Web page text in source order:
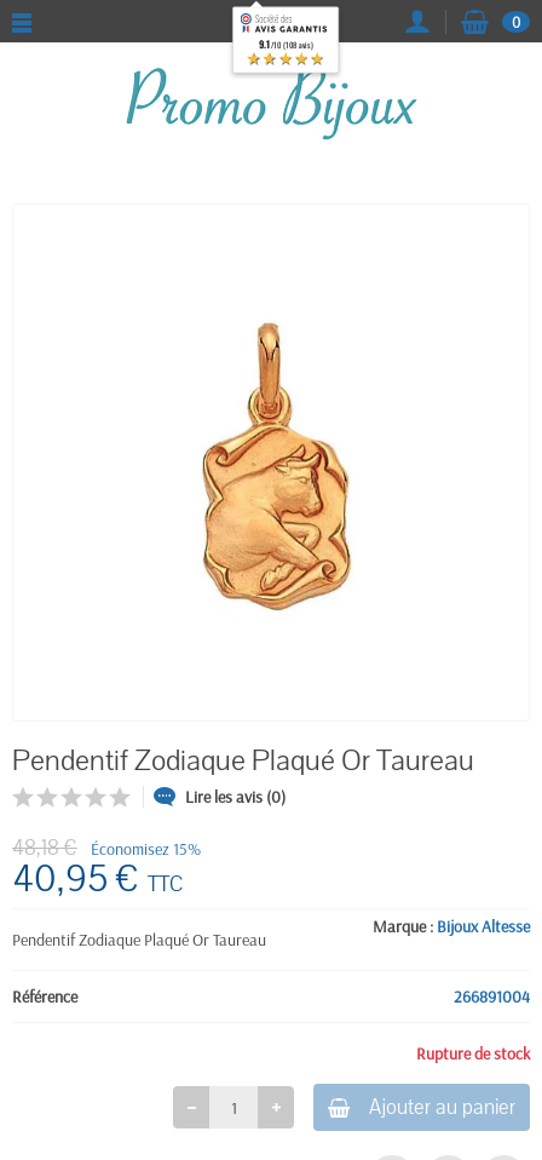
0
Pendentif Zodiaque Plaqué Or Taureau
Lire les avis (0)
Marque : Bijoux Altesse
48,18 € Économisez 15%
40,95 € TTC
Pendentif Zodiaque Plaqué Or Taureau
Référence 266891004
Rupture de stock
Ajouter au panier
9.1/10 (108 avis)
★★★★★